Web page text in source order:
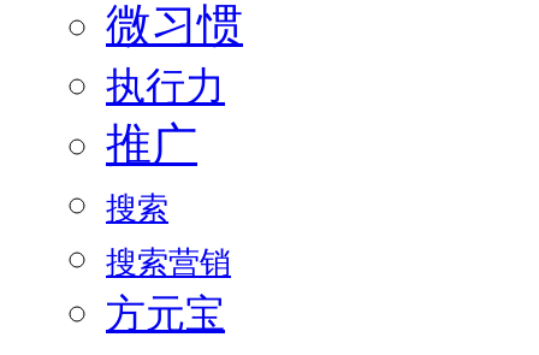
微习惯
执行力
推广
搜索
搜索营销
方元宝